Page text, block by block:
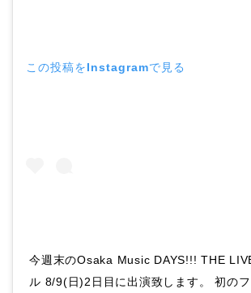
この投稿をInstagramで見る
今週末のOsaka Music DAYS!!! THE
ル 8/9(日)2日目に出演致します。 初の